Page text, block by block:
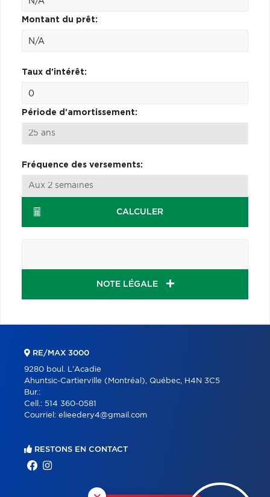
Montant du prêt:
Taux d'intérêt:
Période d'amortissement:
Fréquence des versements:
CALCULER
NOTE LÉGALE
RE/MAX 3000
9280 boul. L'Acadie
Ahuntsic-Cartierville (Montréal), Québec, H4N 3C5
Bur.:
Cell.: 514 360-0581
Courriel: elieedery4@gmail.com
RESTONS EN CONTACT